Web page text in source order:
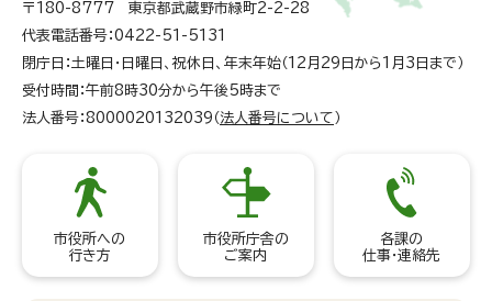
〒180-8777 東京都武蔵野市緑町2-2-28
代表電話番号：0422-51-5131
閉庁日：土曜日・日曜日、祝休日、年末年始（12月29日から1月3日まで）
受付時間：午前8時30分から午後5時まで
法人番号：8000020132039（ 法人番号について ）
市役所への
行き方
市役所庁舎の
ご案内
各課の
仕事・連絡先